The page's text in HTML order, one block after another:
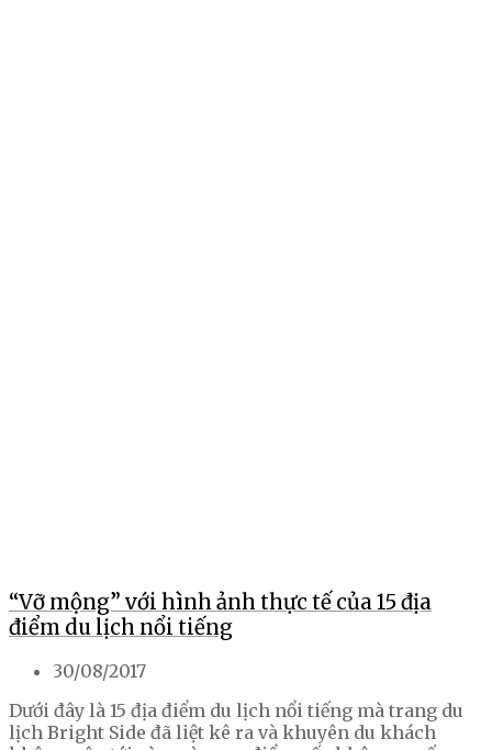
“Vỡ mộng” với hình ảnh thực tế của 15 địa
điểm du lịch nổi tiếng
30/08/2017
Dưới đây là 15 địa điểm du lịch nổi tiếng mà trang du
lịch Bright Side đã liệt kê ra và khuyên du khách